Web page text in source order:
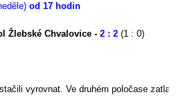
od 17 hodin
Žlebské Chvalovice - 2 : 2 (1 : 0)
vyrovnat. Ve druhém poločase